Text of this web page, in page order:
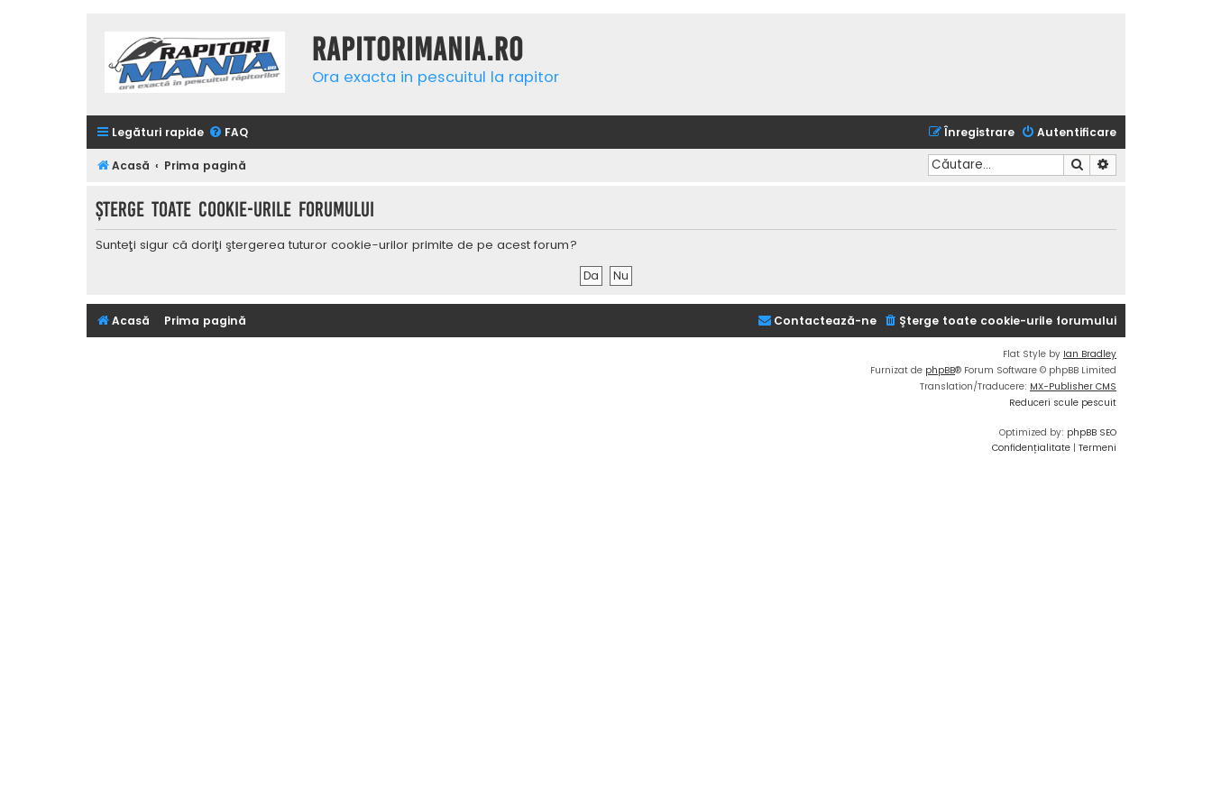
Rapitorimania.ro
Ora exacta in pescuitul la rapitor
Legături rapide FAQ Autentificare
Înregistrare
Acasă Prima pagină Căutare
Şterge toate cookie-urile forumului
Sunteţi sigur că doriţi ştergerea tuturor cookie-urilor primite de pe acest forum?
Acasă Prima pagină Şterge toate cookie-urile forumului
Contactează-ne
Flat Style by Ian Bradley
Furnizat de phpBB® Forum Software © phpBB Limited
Translation/Traducere: MX-Publisher CMS
Reduceri scule pescuit
Optimized by: phpBB SEO
Confidențialitate | Termeni